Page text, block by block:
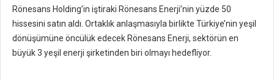
Rönesans Holding’in iştiraki Rönesans Enerji’nin yüzde 50
hissesini satın aldı. Ortaklık anlaşmasıyla birlikte Türkiye’nin yeşil
dönüşümüne öncülük edecek Rönesans Enerji, sektörün en
büyük 3 yeşil enerji şirketinden biri olmayı hedefliyor.